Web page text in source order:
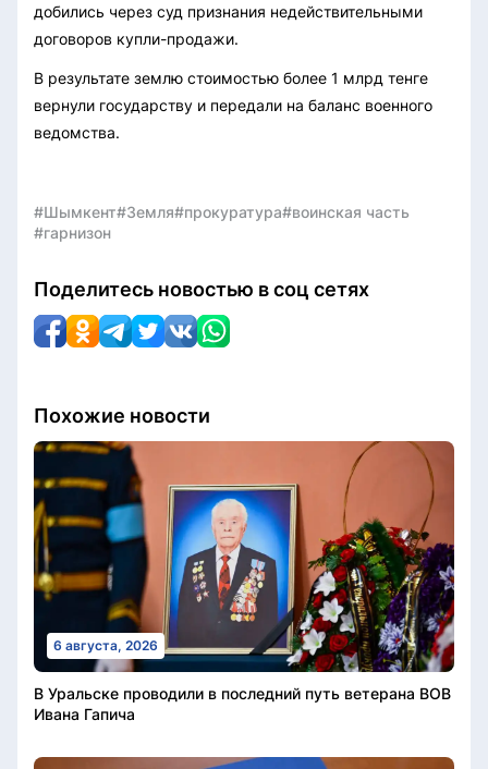
добились через суд признания недействительными
договоров купли-продажи.
В результате землю стоимостью более 1 млрд тенге
вернули государству и передали на баланс военного
ведомства.
#Шымкент#Земля#прокуратура#воинская часть
#гарнизон
Поделитесь новостью в соц сетях
Похожие новости
6 августа, 2026
В Уральске проводили в последний путь ветерана ВОВ
Ивана Гапича